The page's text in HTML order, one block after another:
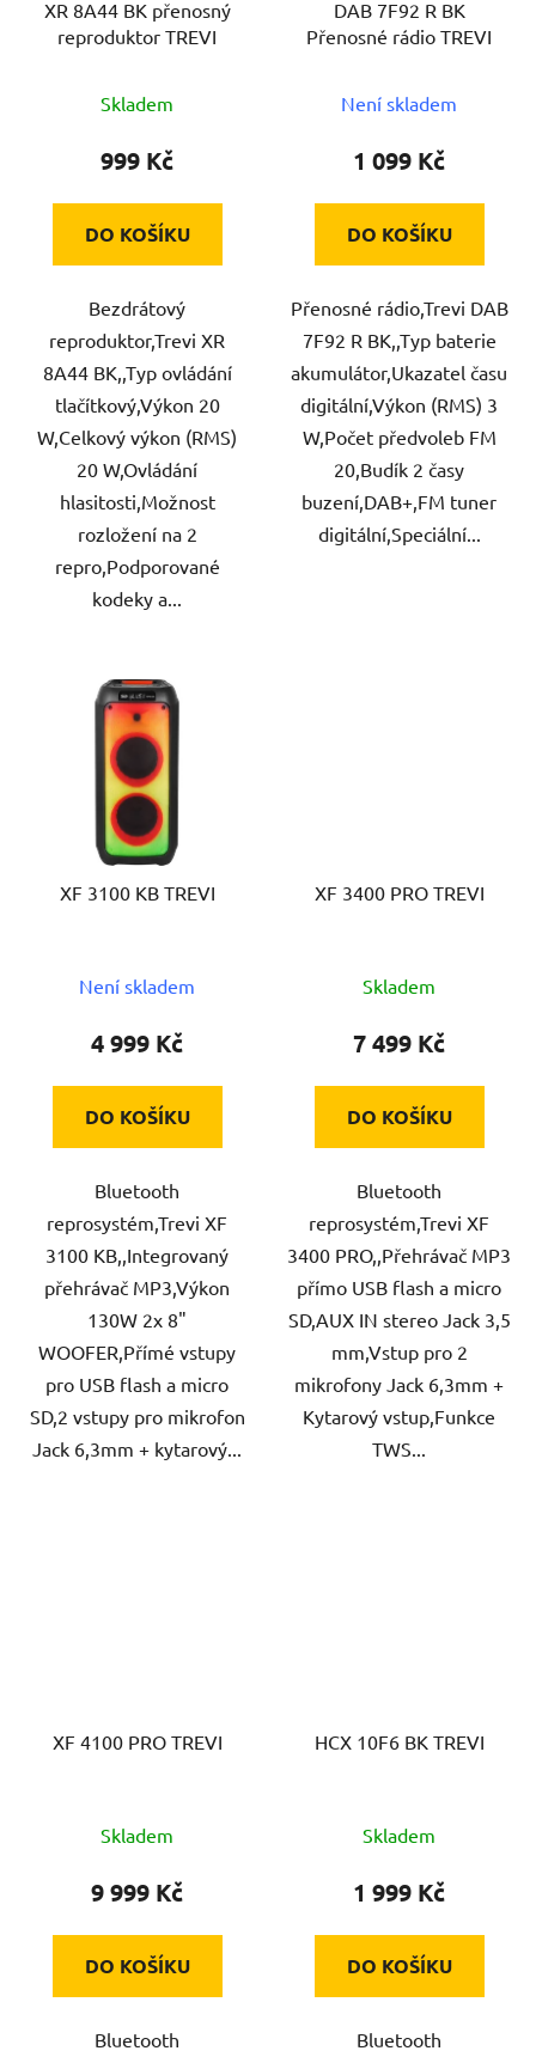
XR 8A44 BK přenosný
reproduktor TREVI
Skladem
999 Kč
DO KOŠÍKU
Bezdrátový
reproduktor,Trevi XR
8A44 BK,,Typ ovládání
tlačítkový,Výkon 20
W,Celkový výkon (RMS)
20 W,Ovládání
hlasitosti,Možnost
rozložení na 2
repro,Podporované
kodeky a...
DAB 7F92 R BK
Přenosné rádio TREVI
Není skladem
1 099 Kč
DO KOŠÍKU
Přenosné rádio,Trevi DAB
7F92 R BK,,Typ baterie
akumulátor,Ukazatel času
digitální,Výkon (RMS) 3
W,Počet předvoleb FM
20,Budík 2 časy
buzení,DAB+,FM tuner
digitální,Speciální...
XF 3100 KB TREVI
Není skladem
4 999 Kč
DO KOŠÍKU
Bluetooth
reprosystém,Trevi XF
3100 KB,,Integrovaný
přehrávač MP3,Výkon
130W 2x 8"
WOOFER,Přímé vstupy
pro USB flash a micro
SD,2 vstupy pro mikrofon
Jack 6,3mm + kytarový...
XF 3400 PRO TREVI
Skladem
7 499 Kč
DO KOŠÍKU
Bluetooth
reprosystém,Trevi XF
3400 PRO,,Přehrávač MP3
přímo USB flash a micro
SD,AUX IN stereo Jack 3,5
mm,Vstup pro 2
mikrofony Jack 6,3mm +
Kytarový vstup,Funkce
TWS...
XF 4100 PRO TREVI
Skladem
9 999 Kč
DO KOŠÍKU
Bluetooth
HCX 10F6 BK TREVI
Skladem
1 999 Kč
DO KOŠÍKU
Bluetooth